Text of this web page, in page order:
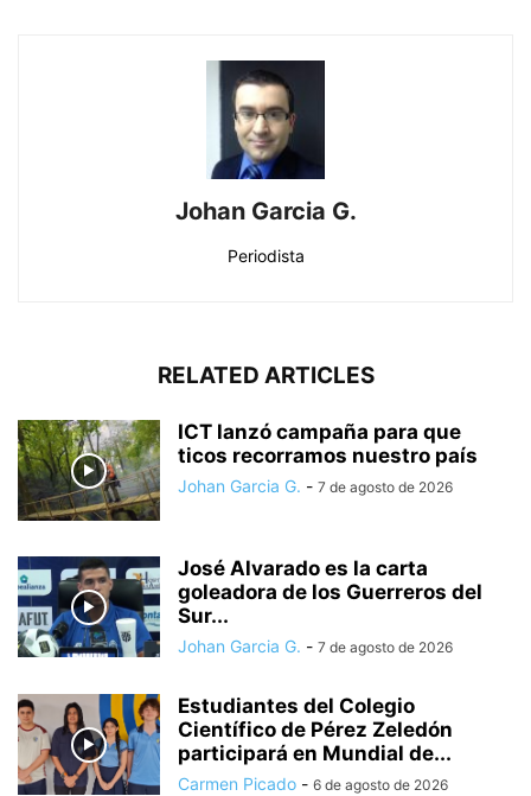
Johan Garcia G.
Periodista
RELATED ARTICLES
ICT lanzó campaña para que
ticos recorramos nuestro país
Johan Garcia G. - 7 de agosto de 2026
José Alvarado es la carta
goleadora de los Guerreros del
Sur...
Johan Garcia G. - 7 de agosto de 2026
Estudiantes del Colegio
Científico de Pérez Zeledón
participará en Mundial de...
Carmen Picado - 6 de agosto de 2026